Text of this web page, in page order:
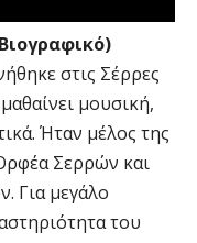
στις Σέρρες
μουσική,
Ήταν μέλος της
Σερρών και
Για μεγάλο
του